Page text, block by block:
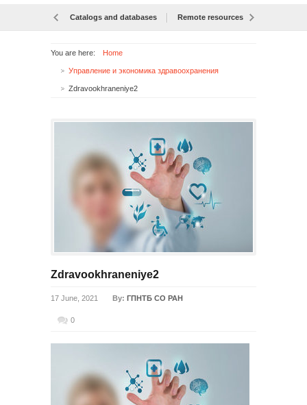
Catalogs and databases Remote resources
You are here: Home
Управление и экономика здравоохранения
Zdravookhraneniye2
Zdravookhraneniye2
17 June, 2021 By: ГПНТБ СО РАН
0